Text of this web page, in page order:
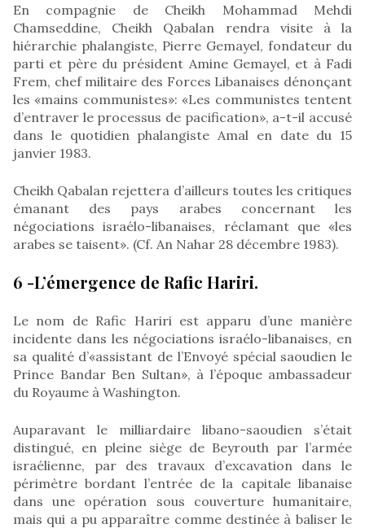
En compagnie de Cheikh Mohammad Mehdi
Chamseddine, Cheikh Qabalan rendra visite à la
hiérarchie phalangiste, Pierre Gemayel, fondateur du
parti et père du président Amine Gemayel, et à Fadi
Frem, chef militaire des Forces Libanaises dénonçant
les «mains communistes»: «Les communistes tentent
d’entraver le processus de pacification», a-t-il accusé
dans le quotidien phalangiste Amal en date du 15
janvier 1983.
Cheikh Qabalan rejettera d’ailleurs toutes les critiques
émanant des pays arabes concernant les
négociations israélo-libanaises, réclamant que «les
arabes se taisent». (Cf. An Nahar 28 décembre 1983).
6 -L’émergence de Rafic Hariri.
Le nom de Rafic Hariri est apparu d’une manière
incidente dans les négociations israélo-libanaises, en
sa qualité d’«assistant de l’Envoyé spécial saoudien le
Prince Bandar Ben Sultan», à l’époque ambassadeur
du Royaume à Washington.
Auparavant le milliardaire libano-saoudien s’était
distingué, en pleine siège de Beyrouth par l’armée
israélienne, par des travaux d’excavation dans le
périmètre bordant l’entrée de la capitale libanaise
dans une opération sous couverture humanitaire,
mais qui a pu apparaître comme destinée à baliser le